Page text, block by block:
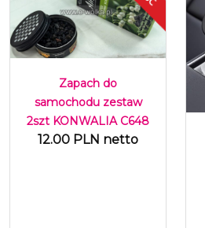
Zapach do
samochodu zestaw
2szt KONWALIA C648
12.00 PLN netto